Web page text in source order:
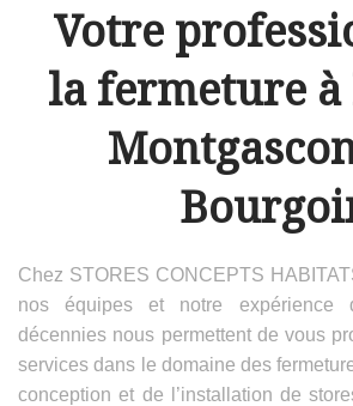
Votre
la fermeture à
Chez STORES CONCEPTS
nos équipes et notre
décennies nous permettent de vous
services dans le domaine des
conception et de l’installation de